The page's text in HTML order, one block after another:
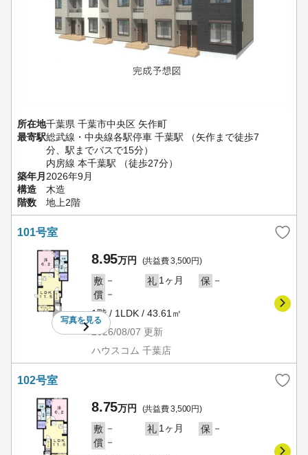
所在地千葉県 千葉市中央区 矢作町
最寄駅総武線・中央線各駅停車 千葉駅 （矢作まで徒歩7
分、駅までバスで15分）
内房線 本千葉駅 （徒歩27分）
築年月 2026年9月
構造
木造
階数
地上2階
101号室
写真を見る
8.95万円 (共益費 3,500円)
敷 － 礼 1ヶ月 保 －
償 －
1階 / 1LDK / 43.61㎡
2026/08/07 更新
ハウスコム 千葉店
102号室
8.75万円 (共益費 3,500円)
敷 － 礼 1ヶ月 保 －
償 －